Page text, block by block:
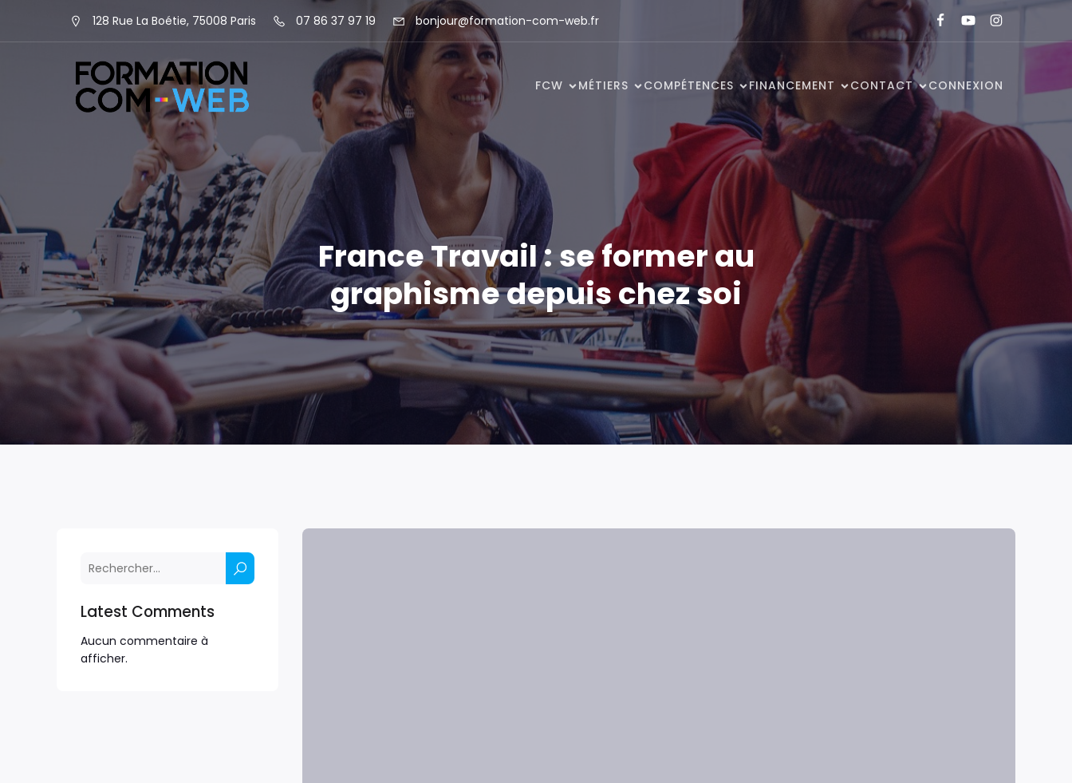
128 Rue La Boétie, 75008 Paris 07 86 37 97 19 bonjour@formation-com-web.fr
FCW MÉTIERS COMPÉTENCES FINANCEMENT CONTACT CONNEXION
France Travail : se former au
graphisme depuis chez soi
Latest Comments
Aucun commentaire à
afficher.